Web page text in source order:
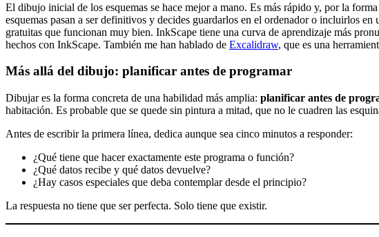
El dibujo inicial de los esquemas se hace mejor a mano. Es más rápido y, por la
esquemas pasan a ser definitivos y decides guardarlos en el ordenador o incluirlos
gratuitas que funcionan muy bien. InkScape tiene una curva de aprendizaje más
hechos con InkScape. También me han hablado de Excalidraw, que es una
Más allá del dibujo: planificar antes de programar
Dibujar es la forma concreta de una habilidad más amplia: planificar antes de
habitación. Es probable que se quede sin pintura a mitad, que no le cuadren las
Antes de escribir la primera línea, dedica aunque sea cinco minutos a responder:
¿Qué tiene que hacer exactamente este programa o función?
¿Qué datos recibe y qué datos devuelve?
¿Hay casos especiales que deba contemplar desde el principio?
La respuesta no tiene que ser perfecta. Solo tiene que existir.